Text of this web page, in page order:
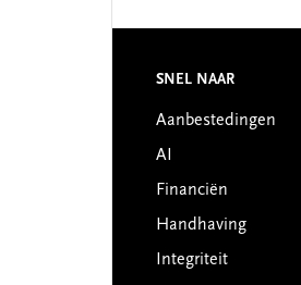
Footer
SNEL NAAR
Aanbestedingen
AI
Financiën
Handhaving
Integriteit